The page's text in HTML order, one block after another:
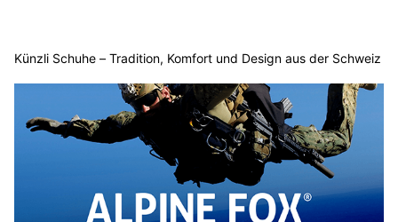
Künzli Schuhe – Tradition, Komfort und Design aus der Schweiz